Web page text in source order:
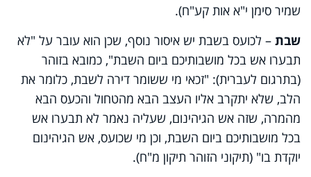
שמיר סימן י"א אות קע"ח).
שבת – לכועס בשבת יש איסור נוסף, שכן הוא עובר על "לא
תבערו אש בכל מושבותיכם ביום השבת", כמובא בזוהר
(בתרגום לעברית): "זכאי מי ששומר דירה לשבת, כלומר את
הלב, שלא יתקרב אליו העצב הבא מהטחול והכעס הבא
מהמרה, שזה אש הגיהינום, שעליה נאמר לא תבערו אש
בכל מושבותיכם ביום השבת, וכן מי שכועס, אש הגיהינום
יוקדת בו" (תיקוני הזוהר תיקון מ"ח).